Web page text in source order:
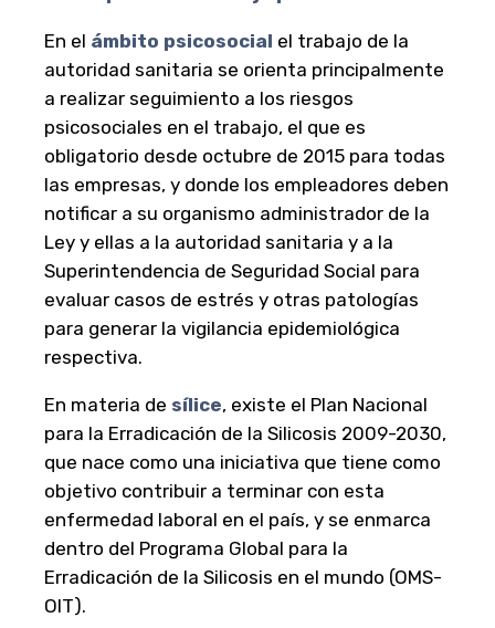
En el ámbito psicosocial el trabajo de la
autoridad sanitaria se orienta principalmente
a realizar seguimiento a los riesgos
psicosociales en el trabajo, el que es
obligatorio desde octubre de 2015 para todas
las empresas, y donde los empleadores deben
notificar a su organismo administrador de la
Ley y ellas a la autoridad sanitaria y a la
Superintendencia de Seguridad Social para
evaluar casos de estrés y otras patologías
para generar la vigilancia epidemiológica
respectiva.
En materia de sílice, existe el Plan Nacional
para la Erradicación de la Silicosis 2009-2030,
que nace como una iniciativa que tiene como
objetivo contribuir a terminar con esta
enfermedad laboral en el país, y se enmarca
dentro del Programa Global para la
Erradicación de la Silicosis en el mundo (OMS-
OIT).